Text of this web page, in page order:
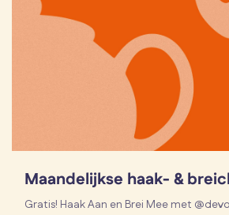
Maandelijkse haak- &
Gratis! Haak Aan en Brei Mee met